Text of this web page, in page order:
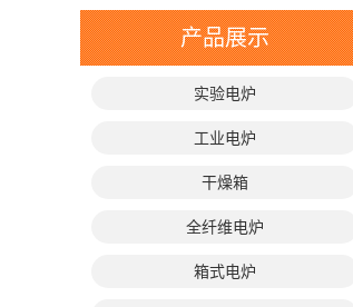
产品展示
实验电炉
工业电炉
干燥箱
全纤维电炉
箱式电炉